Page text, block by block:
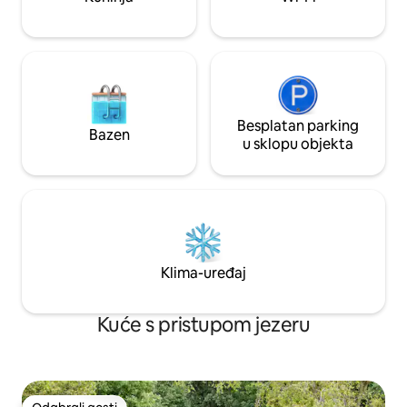
kućnih ljubimaca. Postoji punjač za
Bazen
Besplatan parking
u sklopu objekta
Klima-uređaj
Kuće s pristupom jezeru